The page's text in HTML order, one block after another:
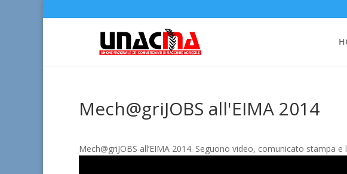
Mech@griJOBS all'EIMA 2014
Mech@griJOBS all’EIMA 2014. Seguono video, comunicato stampa